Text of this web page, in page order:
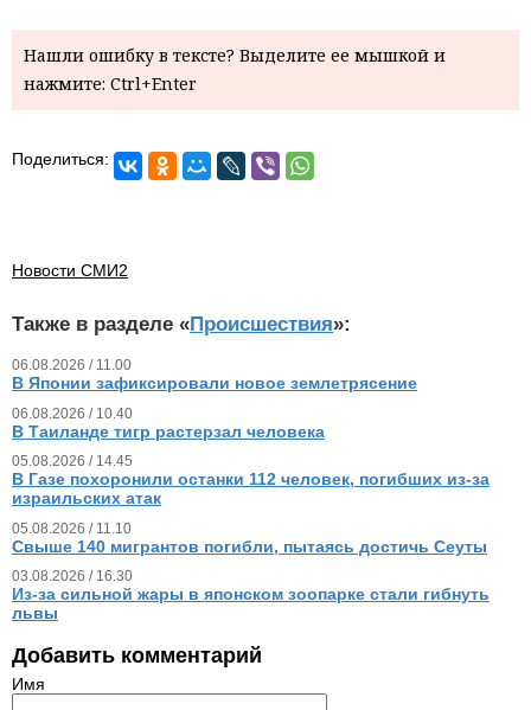
Нашли ошибку в тексте? Выделите ее мышкой и
нажмите: Ctrl+Enter
Поделиться:
Новости СМИ2
Также в разделе «Происшествия»:
06.08.2026 / 11.00
В Японии зафиксировали новое землетрясение
06.08.2026 / 10.40
В Таиланде тигр растерзал человека
05.08.2026 / 14.45
В Газе похоронили останки 112 человек, погибших из‑за
израильских атак
05.08.2026 / 11.10
Свыше 140 мигрантов погибли, пытаясь достичь Сеуты
03.08.2026 / 16.30
Из‑за сильной жары в японском зоопарке стали гибнуть
львы
Добавить комментарий
Имя